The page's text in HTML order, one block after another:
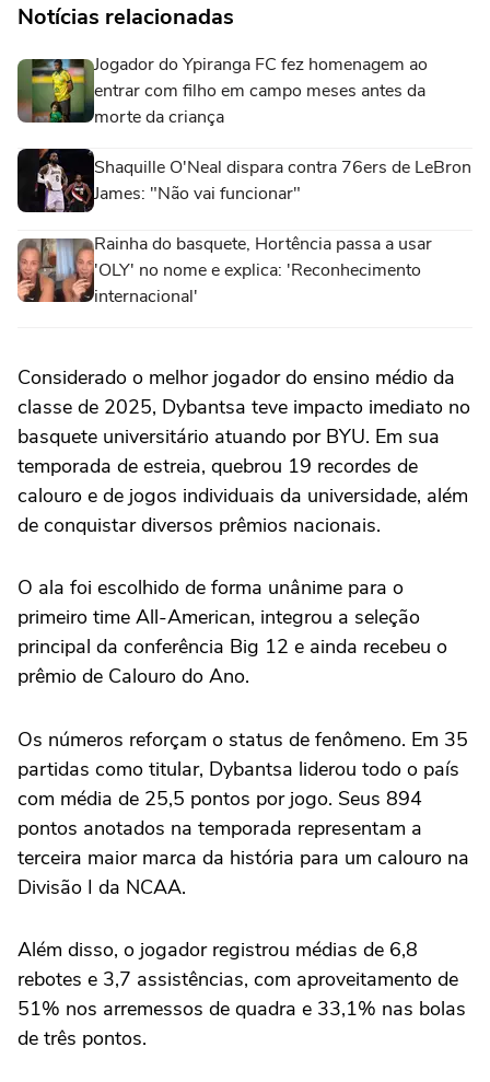
Notícias relacionadas
Jogador do Ypiranga FC fez homenagem ao
entrar com filho em campo meses antes da
morte da criança
Shaquille O'Neal dispara contra 76ers de LeBron
James: "Não vai funcionar"
Rainha do basquete, Hortência passa a usar
'OLY' no nome e explica: 'Reconhecimento
internacional'
Considerado o melhor jogador do ensino médio da
classe de 2025, Dybantsa teve impacto imediato no
basquete universitário atuando por BYU. Em sua
temporada de estreia, quebrou 19 recordes de
calouro e de jogos individuais da universidade, além
de conquistar diversos prêmios nacionais.
O ala foi escolhido de forma unânime para o
primeiro time All-American, integrou a seleção
principal da conferência Big 12 e ainda recebeu o
prêmio de Calouro do Ano.
Os números reforçam o status de fenômeno. Em 35
partidas como titular, Dybantsa liderou todo o país
com média de 25,5 pontos por jogo. Seus 894
pontos anotados na temporada representam a
terceira maior marca da história para um calouro na
Divisão I da NCAA.
Além disso, o jogador registrou médias de 6,8
rebotes e 3,7 assistências, com aproveitamento de
51% nos arremessos de quadra e 33,1% nas bolas
de três pontos.